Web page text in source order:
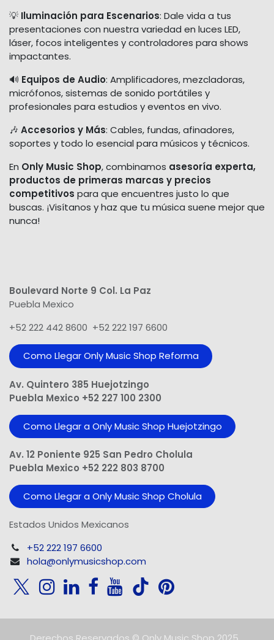
💡 Iluminación para Escenarios: Dale vida a tus
presentaciones con nuestra variedad en luces LED,
láser, focos inteligentes y controladores para shows
impactantes.
🔊 Equipos de Audio: Amplificadores, mezcladoras,
micrófonos, sistemas de sonido portátiles y
profesionales para estudios y eventos en vivo.
🎶 Accesorios y Más: Cables, fundas, afinadores,
soportes y todo lo esencial para músicos y técnicos.
En Only Music Shop, combinamos asesoría experta,
productos de primeras marcas y precios
competitivos para que encuentres justo lo que
buscas. ¡Visítanos y haz que tu música suene mejor que
nunca!
Boulevard Norte 9 Col. La Paz
Puebla Mexico
+52 222 442 8600 +52 222 197 6600
Como Llegar Only Music Shop​ Reforma
Av. Quintero 385 Huejotzingo
Puebla Mexico +52 227 100 2300
Como Llegar a Only Music Shop Huejotzingo
Av. 12 Poniente 925 San Pedro Cholula
Puebla Mexico +52 222 803 8700
Como Llegar a Only Music Shop Cholula
Estados Unidos Mexicanos
+52 222 197 6600
hola@onlymusicshop.com